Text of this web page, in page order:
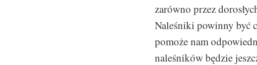
zarówno przez
Naleśniki powinny być
pomoże nam
naleśników będzie